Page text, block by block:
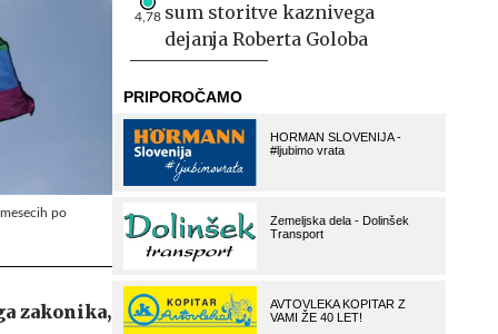
po
zakonika,
4,78 sum storitve kaznivega
dejanja Roberta Goloba